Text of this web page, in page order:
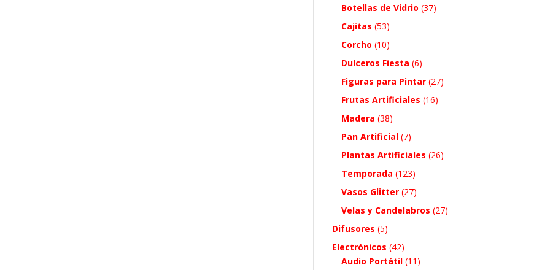
Botellas de Vidrio (37)
Cajitas (53)
Corcho (10)
Dulceros Fiesta (6)
Figuras para Pintar (27)
Frutas Artificiales (16)
Madera (38)
Pan Artificial (7)
Plantas Artificiales (26)
Temporada (123)
Vasos Glitter (27)
Velas y Candelabros (27)
Difusores (5)
Electrónicos (42)
Audio Portátil (11)